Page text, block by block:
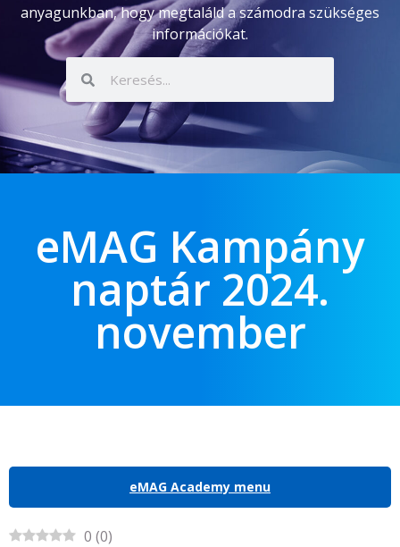
anyagunkban, hogy megtaláld a számodra szükséges
információkat.
eMAG Kampány
naptár 2024.
november
eMAG Academy menu
0 (0)